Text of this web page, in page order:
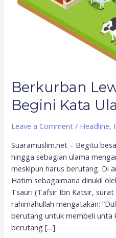
Berkurban
Begini Kata
Leave a Comment / Headline,
Suaramuslim.net – Begitu
hingga sebagian ulama
meskipun harus berutang. Di
Hatim sebagaimana dinukil
Tsauri (Tafsir Ibn Katsir, surat
rahimahullah mengatakan:
berutang untuk membeli unta
berutang […]